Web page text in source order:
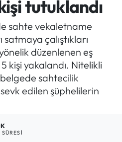
tutuklandı
sahte vekaletname
çalıştıkları
düzenlenen eş
kişi yakalandı. Nitelikli
belgede sahtecilik
edilen şüphelilerin